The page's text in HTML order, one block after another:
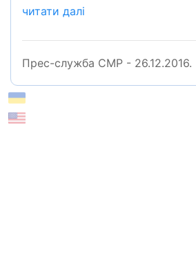
читати далі
Прес-служба СМР - 26.12.2016.